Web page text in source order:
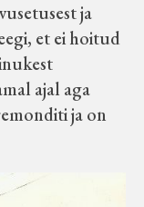
ja
et ei hoitud
ajal aga
ja on